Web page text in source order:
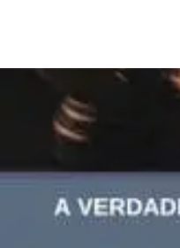
somos as ovelhas do
Segunda – Ez 34.2-4
de ser bem